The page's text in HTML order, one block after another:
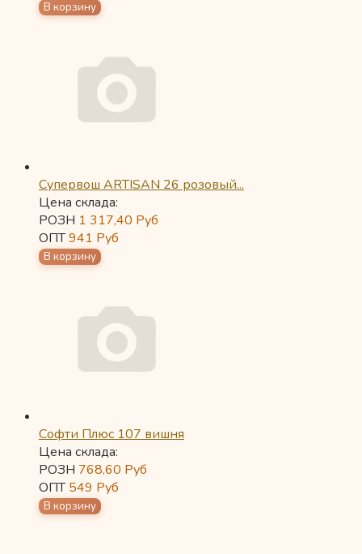
Супервош ARTISAN 26 розовый...
Цена склада:
РОЗН 1 317,40 Руб
ОПТ941 Руб
Софти Плюс 107 вишня
Цена склада:
РОЗН 768,60 Руб
ОПТ549 Руб